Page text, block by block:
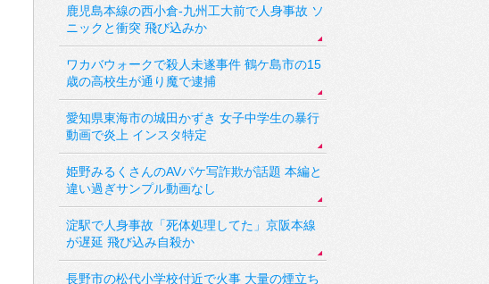
鹿児島本線の西小倉-九州工大前で人身事故 ソ
ニックと衝突 飛び込みか
ワカバウォークで殺人未遂事件 鶴ケ島市の15
歳の高校生が通り魔で逮捕
愛知県東海市の城田かずき 女子中学生の暴行
動画で炎上 インスタ特定
姫野みるくさんのAVパケ写詐欺が話題 本編と
違い過ぎサンプル動画なし
淀駅で人身事故「死体処理してた」京阪本線
が遅延 飛び込み自殺か
長野市の松代小学校付近で火事 大量の煙立ち